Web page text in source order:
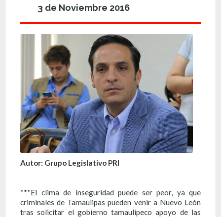
3 de Noviembre 2016
Autor: Grupo Legislativo PRI
***El clima de inseguridad puede ser peor, ya que
criminales de Tamaulipas pueden venir a Nuevo León
tras solicitar el gobierno tamaulipeco apoyo de las